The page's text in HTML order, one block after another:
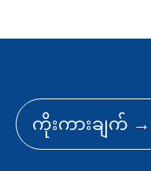
ကိုးကားချက် →